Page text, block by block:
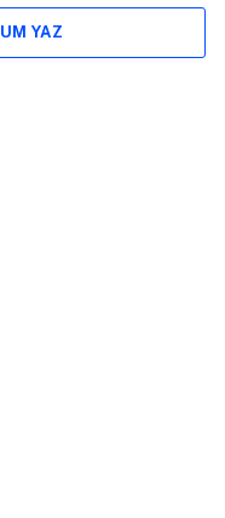
YAZ